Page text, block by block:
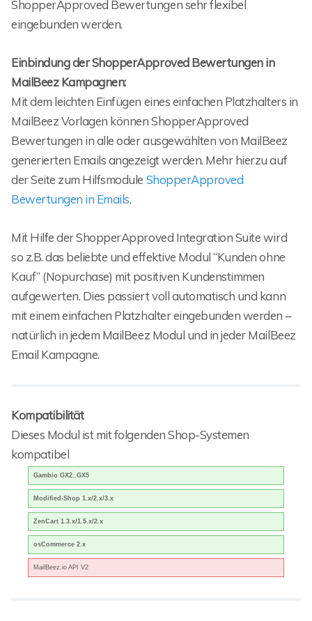
ShopperApproved Bewertungen sehr flexibel
eingebunden werden.
Einbindung der ShopperApproved Bewertungen in
MailBeez Kampagnen:
Mit dem leichten Einfügen eines einfachen Platzhalters in
MailBeez Vorlagen können ShopperApproved
Bewertungen in alle oder ausgewählten von MailBeez
generierten Emails angezeigt werden. Mehr hierzu auf
der Seite zum Hilfsmodule ShopperApproved
Bewertungen in Emails.
Mit Hilfe der ShopperApproved Integration Suite wird
so z.B. das beliebte und effektive Modul “Kunden ohne
Kauf” (Nopurchase) mit positiven Kundenstimmen
aufgewerten. Dies passiert voll automatisch und kann
mit einem einfachen Platzhalter eingebunden werden –
natürlich in jedem MailBeez Modul und in jeder MailBeez
Email Kampagne.
Kompatibilität
Dieses Modul ist mit folgenden Shop-Systemen
kompatibel
Gambio GX2..GX5
Modified-Shop 1.x/2.x/3.x
ZenCart 1.3.x/1.5.x/2.x
osCommerce 2.x
MailBeez.io API V2